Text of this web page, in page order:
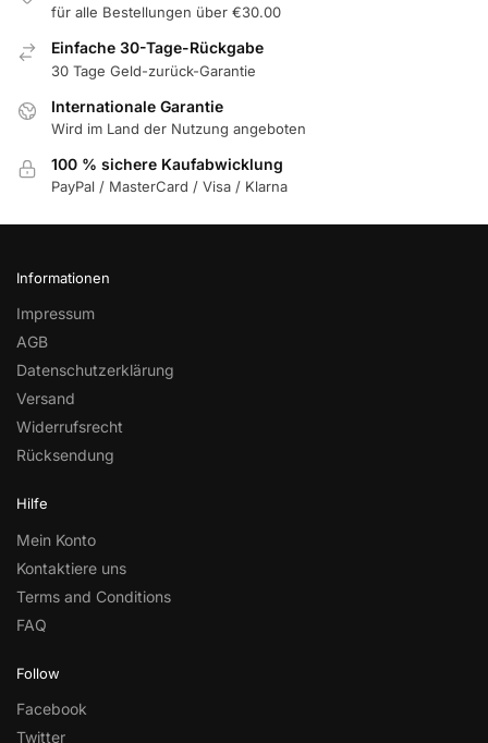
für alle Bestellungen über €30.00
Einfache 30-Tage-Rückgabe
30 Tage Geld-zurück-Garantie
Internationale Garantie
Wird im Land der Nutzung angeboten
100 % sichere Kaufabwicklung
PayPal / MasterCard / Visa / Klarna
Informationen
Impressum
AGB
Datenschutzerklärung
Versand
Widerrufsrecht
Rücksendung
Hilfe
Mein Konto
Kontaktiere uns
Terms and Conditions
FAQ
Follow
Facebook
Twitter